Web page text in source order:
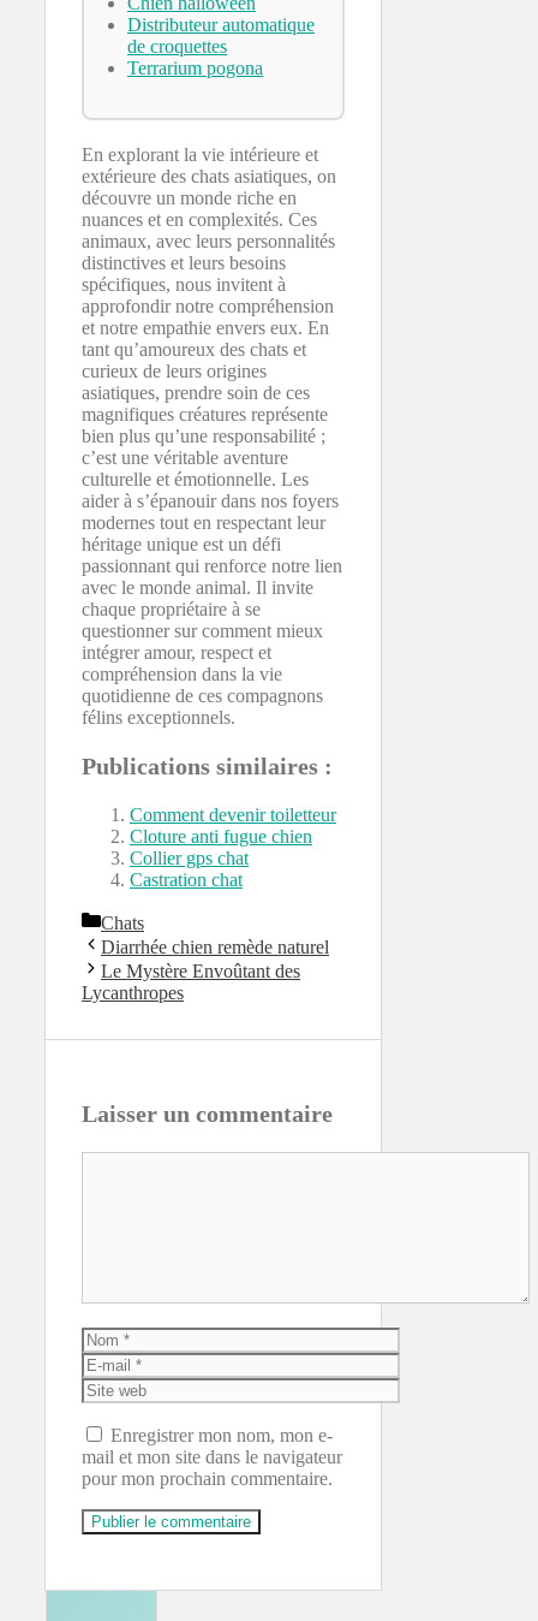
Distributeur automatique
de croquettes
Terrarium pogona
En explorant la vie intérieure et
extérieure des chats asiatiques, on
découvre un monde riche en
nuances et en complexités. Ces
animaux, avec leurs personnalités
distinctives et leurs besoins
spécifiques, nous invitent à
approfondir notre compréhension
et notre empathie envers eux. En
tant qu’amoureux des chats et
curieux de leurs origines
asiatiques, prendre soin de ces
magnifiques créatures représente
bien plus qu’une responsabilité ;
c’est une véritable aventure
culturelle et émotionnelle. Les
aider à s’épanouir dans nos foyers
modernes tout en respectant leur
héritage unique est un défi
passionnant qui renforce notre lien
avec le monde animal. Il invite
chaque propriétaire à se
questionner sur comment mieux
intégrer amour, respect et
compréhension dans la vie
quotidienne de ces compagnons
félins exceptionnels.
Publications similaires :
Comment devenir toiletteur
Cloture anti fugue chien
Collier gps chat
Castration chat
Catégories
Chats
Diarrhée chien remède naturel
Le Mystère Envoûtant des
Lycanthropes
Laisser un commentaire
Nom
E-
mail
Site
web
Enregistrer mon nom, mon e-
mail et mon site dans le navigateur
pour mon prochain commentaire.